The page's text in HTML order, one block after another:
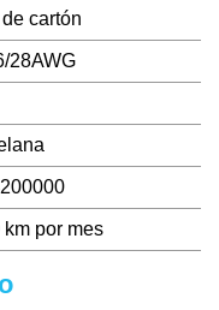
cartón
28AWG
km por mes